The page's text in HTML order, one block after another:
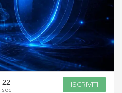
22 ISCRIVITI